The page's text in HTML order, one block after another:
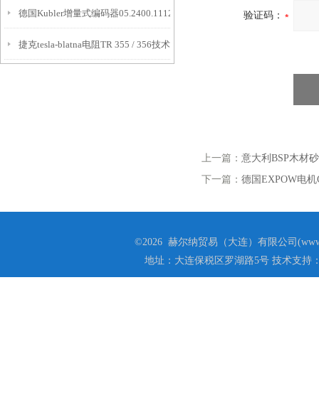
德国Kubler增量式编码器05.2400.1112.0500技术参数
捷克tesla-blatna电阻TR 355 / 356技术参数
验证码：
上一篇： 意大利BSP木材
下一篇： 德国EXPOW电机
©2026 赫尔纳贸易（大连）有限公司
地址：大连保税区罗湖路5号 技术支持